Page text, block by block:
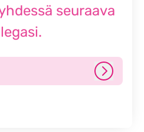
seuraava